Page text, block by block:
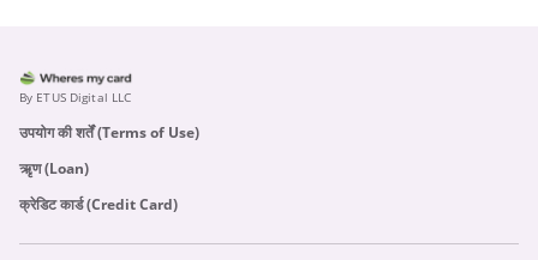
By ETUS Digital LLC
उपयोग की शर्तें (Terms of Use)
ऋृण (Loan)
क्रेडिट कार्ड (Credit Card)